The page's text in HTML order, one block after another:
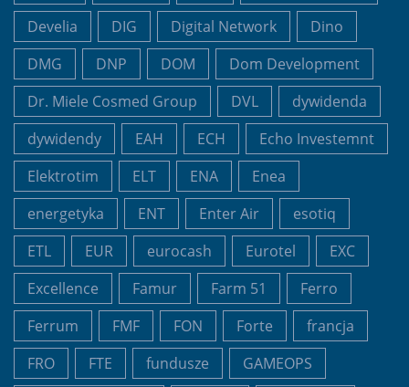
Develia
DIG Digital Network
Dino
DMG
DNP DOM
Dom Development
Dr. Miele Cosmed Group
DVL
dywidenda
dywidendy
EAH ECH
Echo Investemnt
Elektrotim
ELT ENA
Enea
energetyka
ENT Enter Air
esotiq
ETL
EUR eurocash Eurotel
EXC
Excellence
Famur Farm 51
Ferro
Ferrum
FMF FON Forte
francja
FRO
FTE fundusze
GAMEOPS